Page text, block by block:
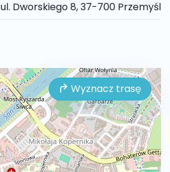
ul. Dworskiego 8, 37-700 Przemyśl
Wyznacz trasę